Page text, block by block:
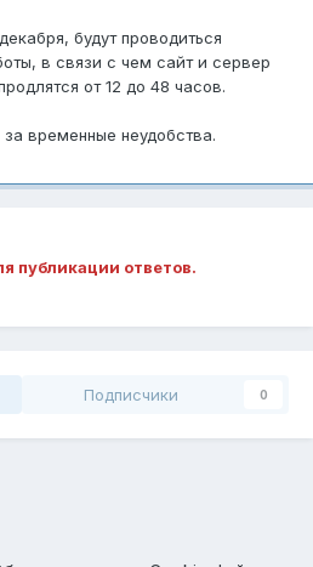
будут проводиться
в связи с чем сайт и сервер
от 12 до 48 часов.
временные неудобства.
публикации ответов.
Подписчики 0